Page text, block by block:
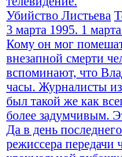
телевидение.
Убийство Листьева
3 марта 1995. 1
Кому он мог
внезапной смерти
вспоминают, что
часы. Журналисты из
был такой же как
более задумчивым.
Да в день
режиссера передачи